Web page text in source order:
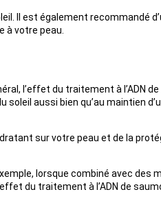
Il est également recommandé
à votre peau.
l’effet du traitement à l’ADN
aussi bien qu’au maintien
sur votre peau et de la
lorsque combiné avec des
du traitement à l’ADN de